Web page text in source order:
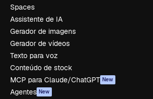
Spaces
Assistente de IA
Gerador de imagens
Gerador de vídeos
Texto para voz
Conteúdo de stock
MCP para Claude/ChatGPT New
Agentes New